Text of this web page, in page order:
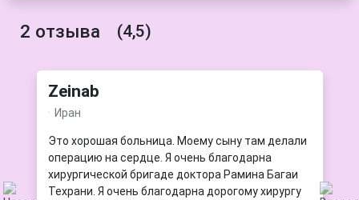
2 отзыва (4,5)
Zeinab
Иран
Это хорошая больница. Моему сыну там делали
операцию на сердце. Я очень благодарна
хирургической бригаде доктора Рамина Багаи
Техрани. Я очень благодарна дорогому хирургу